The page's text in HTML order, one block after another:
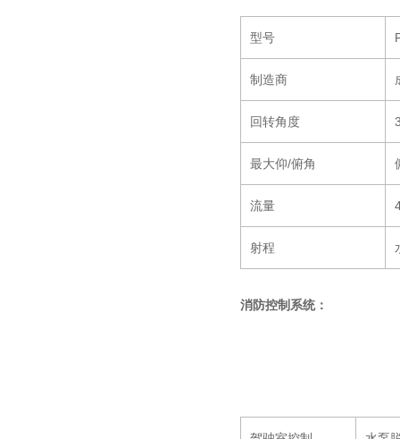
型号
制造商
回转角度
最大仰/俯角
流量
射程
消防控制系统：